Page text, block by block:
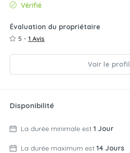
Vérifié
Évaluation du propriétaire
5 - 1 Avis
Voir le profil
Disponibilité
La durée minimale est 1 Jour
La durée maximum est 14 Jours